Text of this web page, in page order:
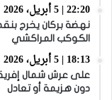
22:20 | 5 أبريل، 2026
نهضة بركان يخرج
الكوكب المراكشي
18:13 | 5 أبريل، 2026
دون هزيمة أو تعادل